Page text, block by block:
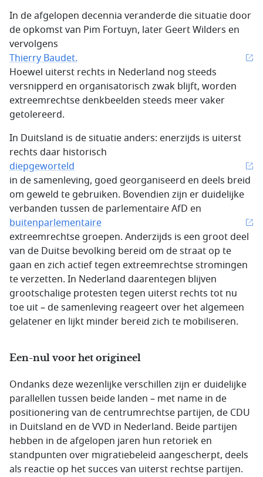
In de afgelopen decennia veranderde die situatie door
de opkomst van Pim Fortuyn, later Geert Wilders en
vervolgens
Thierry Baudet.
Hoewel uiterst rechts in Nederland nog steeds
versnipperd en organisatorisch zwak blijft, worden
extreemrechtse denkbeelden steeds meer vaker
getolereerd.
In Duitsland is de situatie anders: enerzijds is uiterst
rechts daar historisch
diepgeworteld
in de samenleving, goed georganiseerd en deels breid
om geweld te gebruiken. Bovendien zijn er duidelijke
verbanden tussen de parlementaire AfD en
buitenparlementaire
extreemrechtse groepen. Anderzijds is een groot deel
van de Duitse bevolking bereid om de straat op te
gaan en zich actief tegen extreemrechtse stromingen
te verzetten. In Nederland daarentegen blijven
grootschalige protesten tegen uiterst rechts tot nu
toe uit – de samenleving reageert over het algemeen
gelatener en lijkt minder bereid zich te mobiliseren.
Een-nul voor het origineel
Ondanks deze wezenlijke verschillen zijn er duidelijke
parallellen tussen beide landen – met name in de
positionering van de centrumrechtse partijen, de CDU
in Duitsland en de VVD in Nederland. Beide partijen
hebben in de afgelopen jaren hun retoriek en
standpunten over migratiebeleid aangescherpt, deels
als reactie op het succes van uiterst rechtse partijen.